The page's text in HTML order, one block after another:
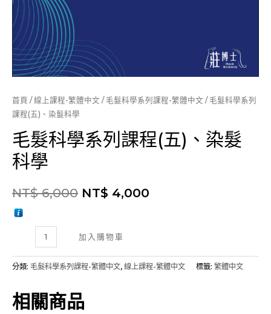
首頁 /線上課程-繁體中文 / 毛髮科學系列課程-繁體中文 / 毛髮科學系列
課程(五)、染髮科學
毛髮科學系列課程(五)、染髮
科學
NT$6,000 NT$ 4,000
科
系
列
加入購物車
分類: 毛髮科學系列課程-繁體中文, 線上課程-繁體中文 標籤: 繁體中文
相關商品